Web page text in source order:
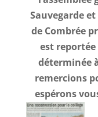
Sauvegarde
de Combrée
est
déterminée
remercions
espérons